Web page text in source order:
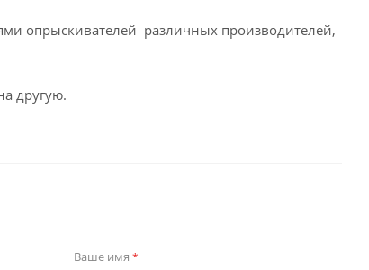
опрыскивателей различных производителей,
другую.
Ваше имя *